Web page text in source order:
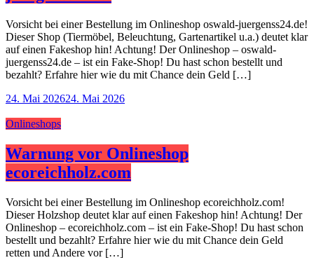
Vorsicht bei einer Bestellung im Onlineshop oswald-juergenss24.de!
Dieser Shop (Tiermöbel, Beleuchtung, Gartenartikel u.a.) deutet klar
auf einen Fakeshop hin! Achtung! Der Onlineshop – oswald-
juergenss24.de – ist ein Fake-Shop! Du hast schon bestellt und
bezahlt? Erfahre hier wie du mit Chance dein Geld […]
24. Mai 202624. Mai 2026
Onlineshops
Warnung vor Onlineshop
ecoreichholz.com
Vorsicht bei einer Bestellung im Onlineshop ecoreichholz.com!
Dieser Holzshop deutet klar auf einen Fakeshop hin! Achtung! Der
Onlineshop – ecoreichholz.com – ist ein Fake-Shop! Du hast schon
bestellt und bezahlt? Erfahre hier wie du mit Chance dein Geld
retten und Andere vor […]